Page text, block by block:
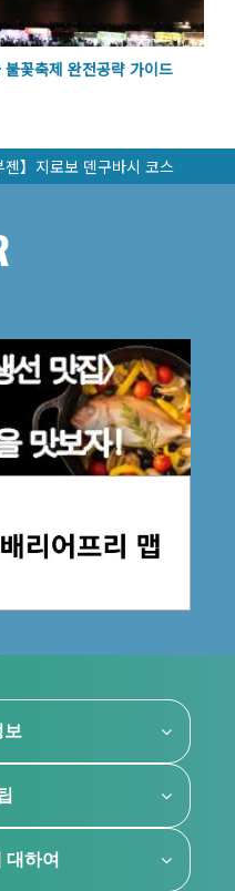
불꽃축제 완전공략 가이드
젠】지로보 덴구바시 코스
보
대하여